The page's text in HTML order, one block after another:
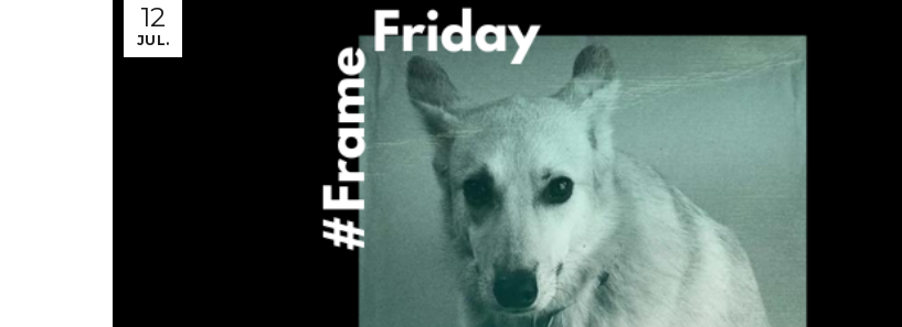
12
JUL.